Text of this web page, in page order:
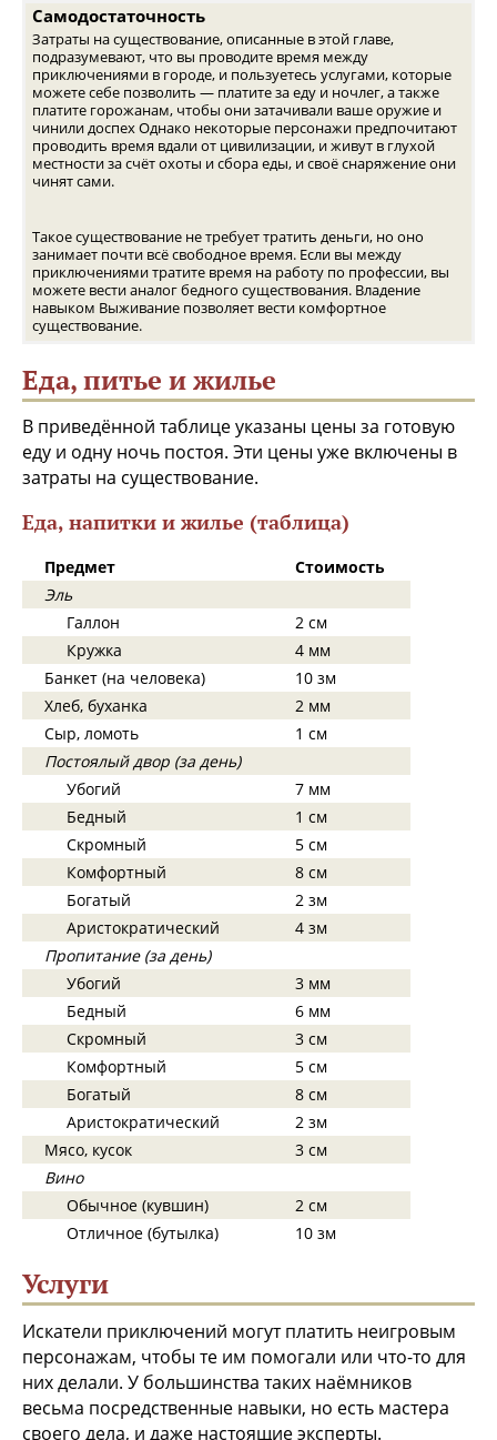
Самодостаточность
Затраты на существование, описанные в этой главе,
подразумевают, что вы проводите время между
приключениями в городе, и пользуетесь услугами, которые
можете себе позволить — платите за еду и ночлег, а также
платите горожанам, чтобы они затачивали ваше оружие и
чинили доспех Однако некоторые персонажи предпочитают
проводить время вдали от цивилизации, и живут в глухой
местности за счёт охоты и сбора еды, и своё снаряжение они
чинят сами.
Такое существование не требует тратить деньги, но оно
занимает почти всё свободное время. Если вы между
приключениями тратите время на работу по профессии, вы
можете вести аналог бедного существования. Владение
навыком Выживание позволяет вести комфортное
существование.
Еда, питье и жилье
В приведённой таблице указаны цены за готовую
еду и одну ночь постоя. Эти цены уже включены в
затраты на существование.
Еда, напитки и жилье (таблица)
Предмет
Стоимость
Эль
Галлон
2 см
Кружка
4 мм
Банкет (на человека)
10 зм
Хлеб, буханка
2 мм
Сыр, ломоть
1 см
Постоялый двор (за день)
Убогий
7 мм
Бедный
1 см
Скромный
5 см
Комфортный
8 см
Богатый
2 зм
Аристократический
4 зм
Пропитание (за день)
Убогий
3 мм
Бедный
6 мм
Скромный
3 см
Комфортный
5 см
Богатый
8 см
Аристократический
2 зм
Мясо, кусок
3 см
Вино
Обычное (кувшин)
2 см
Отличное (бутылка)
10 зм
Услуги
Искатели приключений могут платить неигровым
персонажам, чтобы те им помогали или что-то для
них делали. У большинства таких наёмников
весьма посредственные навыки, но есть мастера
своего дела, и даже настоящие эксперты.